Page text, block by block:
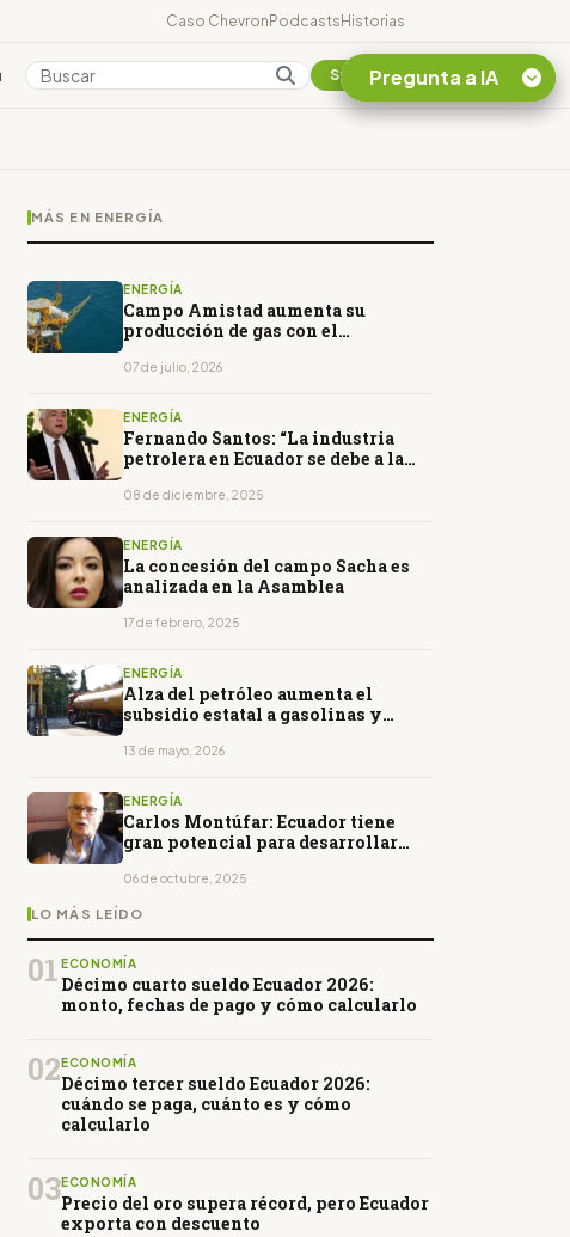
Caso ChevronPodcastsHistorias
Colombia Suscribirse
MÁS EN ENERGÍA
ENERGÍA
Campo Amistad aumenta su
producción de gas con el
07 de julio, 2026
ENERGÍA
Fernando Santos: “La industria
petrolera en Ecuador se debe a la
08 de diciembre, 2025
ENERGÍA
La concesión del campo Sacha es
analizada en la Asamblea
17 de febrero, 2025
ENERGÍA
Alza del petróleo aumenta el
subsidio estatal a gasolinas y
13 de mayo, 2026
ENERGÍA
Carlos Montúfar: Ecuador tiene
gran potencial para desarrollar
06 de octubre, 2025
LO MÁS LEÍDO
01 ECONOMÍA
Décimo cuarto sueldo Ecuador 2026:
monto, fechas de pago y cómo calcularlo
02 ECONOMÍA
Décimo tercer sueldo Ecuador 2026:
cuándo se paga, cuánto es y cómo
calcularlo
03ECONOMÍA
Precio del oro supera récord, pero Ecuador
exporta con descuento
Pregunta a IA